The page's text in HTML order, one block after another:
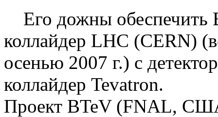
Его дожны обеспечить
коллайдер LHC (CERN)
осенью 2007 г.) с
коллайдер Tevatron.
Проект BTeV (FNAL,